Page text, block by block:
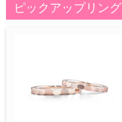
ピックアップリング